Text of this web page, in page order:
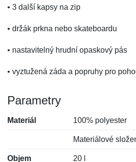
• 3 další kapsy na zip
• držák prkna nebo skateboardu
• nastavitelný hrudní opaskový pás
• vyztužená záda a popruhy pro
Parametry
Materiál 100% polyester
Materiálové
Objem 20 l